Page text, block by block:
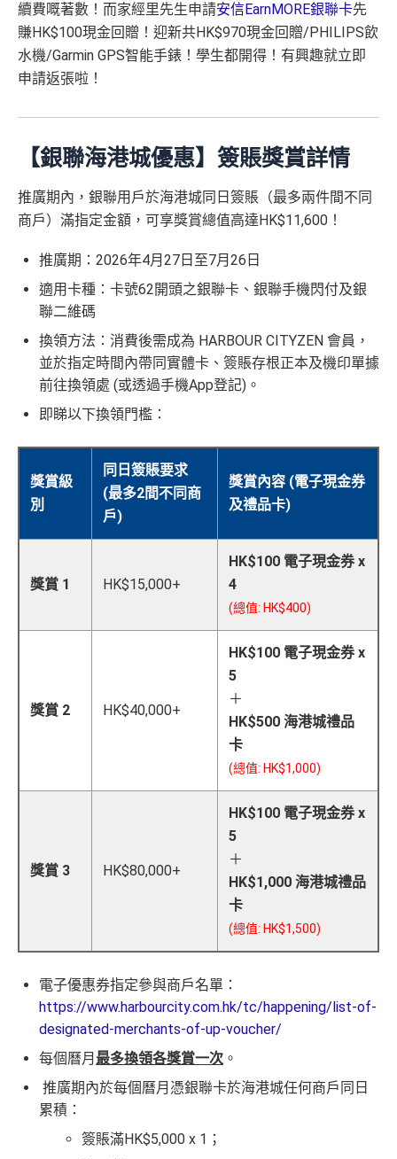
續費嘅著數！而家經里先生申請安信EarnMORE銀聯卡先
賺HK$100現金回贈！迎新共HK$970現金回贈/PHILIPS飲
水機/Garmin GPS智能手錶！學生都開得！有興趣就立即
申請返張啦！
【銀聯海港城優惠】簽賬獎賞詳情
推廣期內，銀聯用戶於海港城同日簽賬（最多兩件間不同
商戶）滿指定金額，可享獎賞總值高達HK$11,600！
推廣期：2026年4月27日至7月26日
適用卡種：卡號62開頭之銀聯卡、銀聯手機閃付及銀
聯二維碼
換領方法：消費後需成為 HARBOUR CITYZEN 會員，
並於指定時間內帶同實體卡、簽賬存根正本及機印單據
前往換領處 (或透過手機App登記)。
即睇以下換領門檻：
獎賞級
別
同日簽賬要求
(最多2間不同商
戶)
獎賞內容 (電子現金券
及禮品卡)
獎賞 1 HK$15,000+
HK$100 電子現金券 x
4
(總值: HK$400)
獎賞 2 HK$40,000+
HK$100 電子現金券 x
5
＋
HK$500 海港城禮品
卡
(總值: HK$1,000)
獎賞 3 HK$80,000+
HK$100 電子現金券 x
5
＋
HK$1,000 海港城禮品
卡
(總值: HK$1,500)
電子優惠券指定參與商戶名單：
https://www.harbourcity.com.hk/tc/happening/list-of-
designated-merchants-of-up-voucher/
每個曆月 最多換領各獎賞一次 。
推廣期內於每個曆月憑銀聯卡於海港城任何商戶同日
累積：
簽賬滿HK$5,000 x 1；